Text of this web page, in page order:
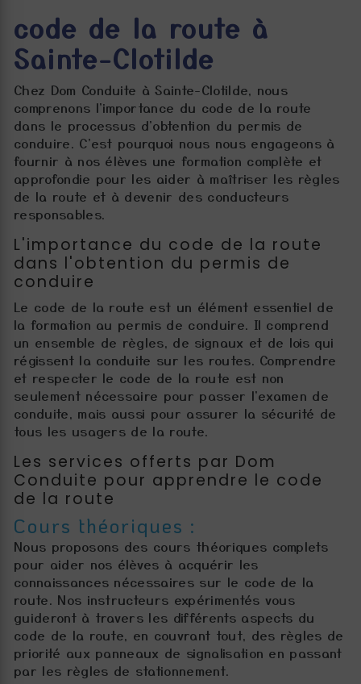
code de la route à
Sainte-Clotilde
Chez Dom Conduite à Sainte-Clotilde, nous
comprenons l'importance du code de la route
dans le processus d'obtention du permis de
conduire. C'est pourquoi nous nous engageons à
fournir à nos élèves une formation complète et
approfondie pour les aider à maîtriser les règles
de la route et à devenir des conducteurs
responsables.
L'importance du code de la route
dans l'obtention du permis de
conduire
Le code de la route est un élément essentiel de
la formation au permis de conduire. Il comprend
un ensemble de règles, de signaux et de lois qui
régissent la conduite sur les routes. Comprendre
et respecter le code de la route est non
seulement nécessaire pour passer l'examen de
conduite, mais aussi pour assurer la sécurité de
tous les usagers de la route.
Les services offerts par Dom
Conduite pour apprendre le code
de la route
Cours théoriques :
Nous proposons des cours théoriques complets
pour aider nos élèves à acquérir les
connaissances nécessaires sur le code de la
route. Nos instructeurs expérimentés vous
guideront à travers les différents aspects du
code de la route, en couvrant tout, des règles de
priorité aux panneaux de signalisation en passant
par les règles de stationnement.